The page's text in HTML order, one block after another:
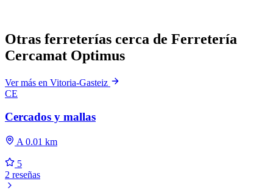
Otras ferreterías cerca de Ferretería
Cercamat Optimus
Ver más en Vitoria-Gasteiz
CE
Cercados y mallas
A 0.01 km
5
2 reseñas